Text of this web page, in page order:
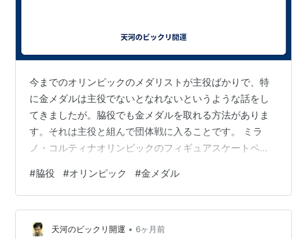
今までのオリンピックのメダリストが主役ばかりで、特
に金メダルは主役でないとなれないというような話をし
てきましたが。脇役でも金メダルを取れる方法がありま
す。それは主役と組んで団体戦に入ることです。 ミラ
ノ・コルティナオリンピックのフィギュアスケートペア
した。脇役でも主役と組めば、最初のショートプログラ
ムはミスが出て５位でした一時は絶望したものの。最終
盤のフリーでまさかの大逆転で、感動の金メダル獲得劇
になりました。最初は一旦下げておいて絶望していると
#脇役 #オリンピック #金メダル
天河のビックリ開運 • 6ヶ月前